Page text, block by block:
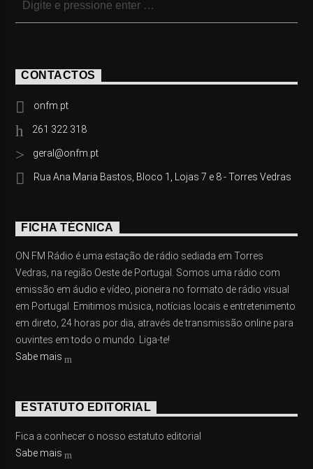
CONTACTOS
onfm.pt
261 322 318
geral@onfm.pt
Rua Ana Maria Bastos, Bloco 1, Lojas 7 e 8 - Torres Vedras
FICHA TÉCNICA
ON FM Rádio é uma estação de rádio sediada em Torres
Vedras, na região Oeste de Portugal. Somos uma rádio com
emissão em áudio e vídeo, pioneira no formato de rádio visual
em Portugal. Emitimos música, notícias locais e entretenimento
em direto, 24 horas por dia, através de transmissão online para
ouvintes em todo o mundo. Liga-te!
Sabe mais
ESTATUTO EDITORIAL
Fica a conhecer o nosso estatuto editorial
Sabe mais